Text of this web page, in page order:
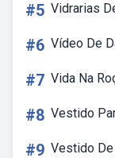
#5 Vidrarias
#6 Vídeo De
#7 Vida Na
#8 Vestido
#9 Vestido